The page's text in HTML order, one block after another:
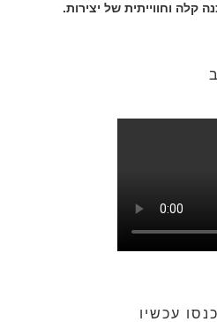
קלה וחווייתית של יצירות.
עכשיו